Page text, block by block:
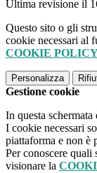
Ultima revisione il
Questo sito o gli
cookie necessari al
COOKIE
Personalizza
Gestione cookie
In questa
I cookie necessari
piattaforma e non è
Per conoscere quali
visionare la